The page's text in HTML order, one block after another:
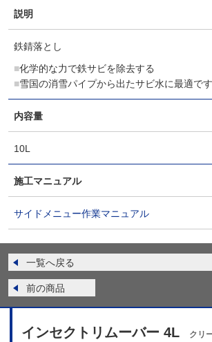
説明
鉄錆落とし
化学的な力で鉄サビを除去する
雪国の消雪パイプから出たサビ水に最適です
内容量
10L
施工マニュアル
サイドメニュー作業マニュアル
一覧へ戻る
前の商品
インセクトリムーバー 4L クリ